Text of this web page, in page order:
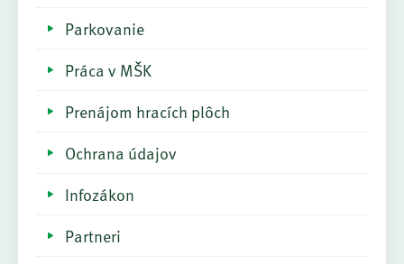
Parkovanie
Práca v MŠK
Prenájom hracích plôch
Ochrana údajov
Infozákon
Partneri